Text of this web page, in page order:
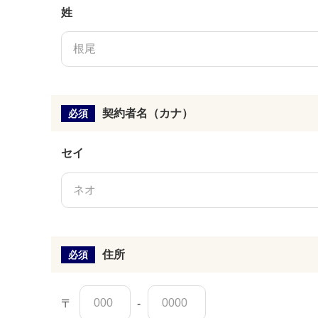
姓
必須 契約者名（カナ）
セイ
必須 住所
〒 -